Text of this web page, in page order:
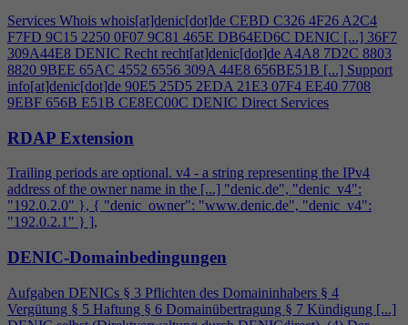
Services Whois whois[at]denic[dot]de CEBD C326 4F26 A2C4
F7FD 9C15 2250 0F07 9C81 465E DB64ED6C DENIC [...] 36F7
309A44E8 DENIC Recht recht[at]denic[dot]de A4A8 7D2C 8803
8820 9BEE 65AC 4552 6556 309A 44E8 656BE51B [...] Support
info[at]denic[dot]de 90E5 25D5 2EDA 21E3 07F4 EE40 7708
9EBF 656B E51B CE8EC00C DENIC Direct Services
RDAP Extension
Trailing periods are optional. v4 - a string representing the IPv4
address of the owner name in the [...] "denic.de", "denic_v4":
"192.0.2.0" }, { "denic_owner": "www.denic.de", "denic_v4":
"192.0.2.1" } ],
DENIC-Domainbedingungen
Aufgaben DENICs § 3 Pflichten des Domaininhabers § 4
Vergütung § 5 Haftung § 6 Domainübertragung § 7 Kündigung [...]